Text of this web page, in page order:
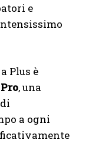
e
Plus è
, una
a ogni